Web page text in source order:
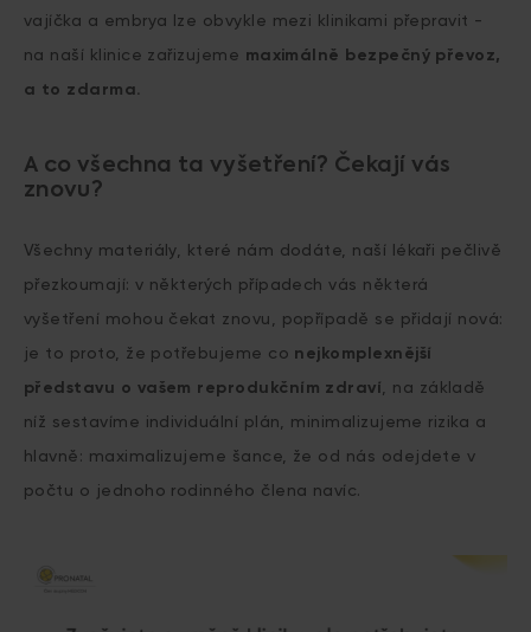
vajíčka a embrya lze obvykle mezi klinikami přepravit -
na naší klinice zařizujeme maximálně bezpečný převoz,
a to zdarma.
A co všechna ta vyšetření? Čekají vás
znovu?
Všechny materiály, které nám dodáte, naší lékaři pečlivě
přezkoumají: v některých případech vás některá
vyšetření mohou čekat znovu, popřípadě se přidají nová:
je to proto, že potřebujeme co nejkomplexnější
představu o vašem reprodukčním zdraví , na základě
níž sestavíme individuální plán, minimalizujeme rizika a
hlavně: maximalizujeme šance, že od nás odejdete v
počtu o jednoho rodinného člena navíc.